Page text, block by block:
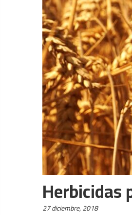
Herbicidas
Posted
27 diciembre, 2018